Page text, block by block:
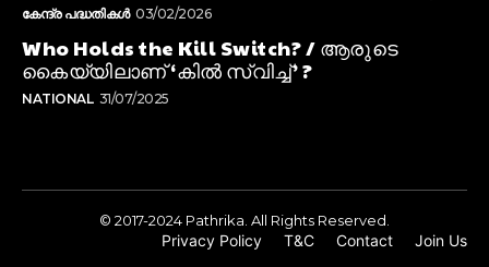
കേന്ദ്ര പദ്ധതികൾ 03/02/2026
Who Holds the Kill Switch? / ആരുടെ
കൈയ്യിലാണ് ‘കിൽ സ്വിച്ച്’ ?
NATIONAL 31/07/2025
© 2017-2024 Pathrika. All Rights Reserved.
Privacy Policy T&C Contact Join Us